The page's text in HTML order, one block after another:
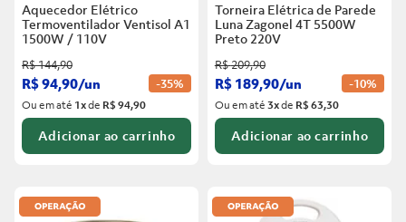
Aquecedor Elétrico
Termoventilador Ventisol A1
1500W / 110V
R$144,90
R$94,90/un -35%
Ou em até 1xde R$ 94,90
Adicionar ao carrinho
Torneira Elétrica de Parede
Luna Zagonel 4T 5500W
Preto 220V
R$209,90
R$ 189,90/un -10%
Ou em até3xde R$ 63,30
Adicionar ao carrinho